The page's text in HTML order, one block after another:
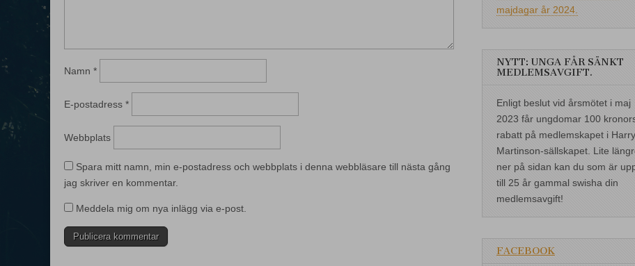
Namn *
E-postadress *
Webbplats
Spara mitt namn, min e-postadress och webbplats i denna webbläsare till nästa gång
jag skriver en kommentar.
Meddela mig om nya inlägg via e-post.
majdagar år 2024.
NYTT: UNGA FÅR SÄNKT
MEDLEMSAVGIFT.
Enligt beslut vid årsmötet i maj
2023 får ungdomar 100
rabatt på medlemskapet i Harry
Martinson-sällskapet. Lite
ner på sidan kan du som är
till 25 år gammal swisha din
medlemsavgift!
FACEBOOK